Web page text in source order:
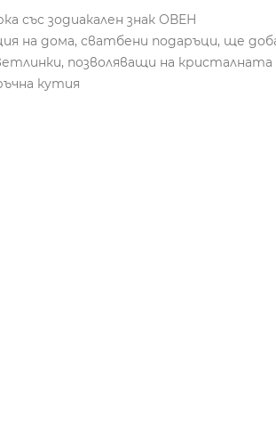
със зодиакален знак ОВЕН
на дома, сватбени подаръци, ще
позволяващи на
кутия